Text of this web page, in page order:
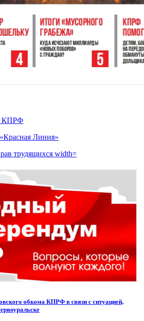
обкома КПРФ в связи с ситуацией,